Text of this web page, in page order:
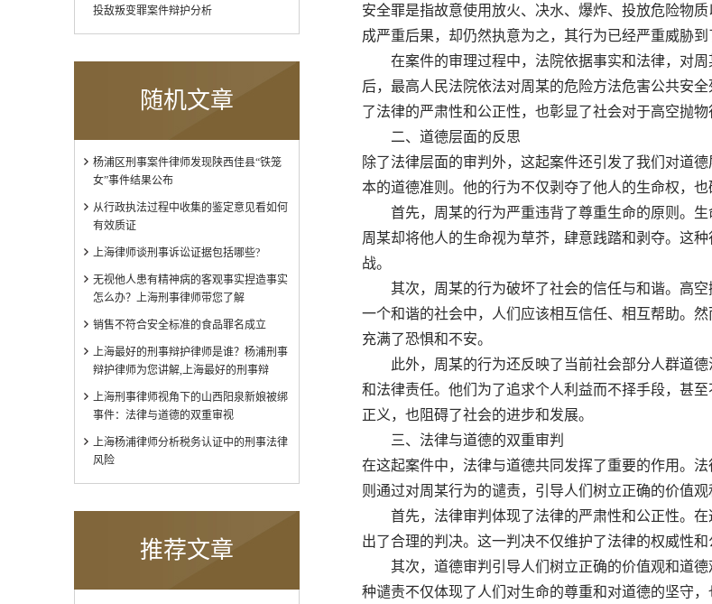
投敌叛变罪案件辩护分析
随机文章
杨浦区刑事案件律师发现陕西佳县“铁笼
女”事件结果公布
从行政执法过程中收集的鉴定意见看如何
有效质证
上海律师谈刑事诉讼证据包括哪些?
无视他人患有精神病的客观事实捏造事实
怎么办？上海刑事律师带您了解
销售不符合安全标准的食品罪名成立
上海最好的刑事辩护律师是谁？杨浦刑事
辩护律师为您讲解,上海最好的刑事辩
上海刑事律师视角下的山西阳泉新娘被绑
事件：法律与道德的双重审视
上海杨浦律师分析税务认证中的刑事法律
风险
推荐文章
安全罪是指故意使用放火、决水、爆炸、投放危险物
成严重后果，却仍然执意为之，其行为已经严重威胁到
在案件的审理过程中，法院依据事实和法律，对周
后，最高人民法院依法对周某的危险方法危害公共安
了法律的严肃性和公正性，也彰显了社会对于高空抛物
二、道德层面的反思
除了法律层面的审判外，这起案件还引发了我们对道
本的道德准则。他的行为不仅剥夺了他人的生命权，也
首先，周某的行为严重违背了尊重生命的原则。生
周某却将他人的生命视为草芥，肆意践踏和剥夺。这
战。
其次，周某的行为破坏了社会的信任与和谐。高空
一个和谐的社会中，人们应该相互信任、相互帮助。
充满了恐惧和不安。
此外，周某的行为还反映了当前社会部分人群道德
和法律责任。他们为了追求个人利益而不择手段，甚
正义，也阻碍了社会的进步和发展。
三、法律与道德的双重审判
在这起案件中，法律与道德共同发挥了重要的作用。
则通过对周某行为的谴责，引导人们树立正确的价值观
首先，法律审判体现了法律的严肃性和公正性。在
出了合理的判决。这一判决不仅维护了法律的权威性
其次，道德审判引导人们树立正确的价值观和道德
种谴责不仅体现了人们对生命的尊重和对道德的坚守